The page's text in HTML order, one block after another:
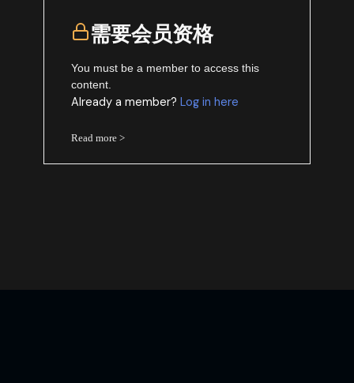
需要会员资格
You must be a member to access this
content.
Already a member?Log in here
Read more >